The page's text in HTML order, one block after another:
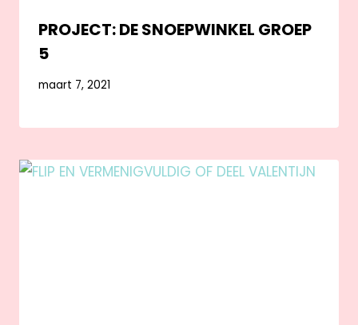
PROJECT: DE SNOEPWINKEL GROEP
5
maart 7, 2021